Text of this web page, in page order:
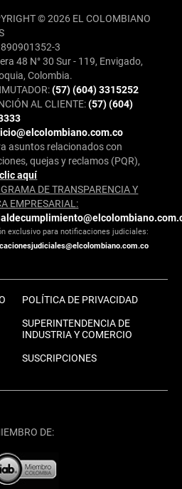
© 2026 EL COLOMBIANO
890901352-3
48 N° 30 Sur - 119, Envigado,
Colombia.
(57) (604) 3315252
AL CLIENTE:(57) (604)
asuntos relacionados con
quejas y reclamos (PQR),
aquí
DE TRANSPARENCIA Y
EMPRESARIAL:
exclusivo para notificaciones judiciales:
POLÍTICA DE PRIVACIDAD
SUPERINTENDENCIA DE
INDUSTRIA Y COMERCIO
SUSCRIPCIONES
DE: